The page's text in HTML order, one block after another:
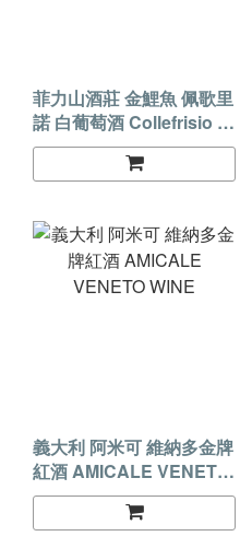
菲力山酒莊 金鯉魚 佩歌里
諾 白葡萄酒 Collefrisio In
& Out Pecorino
義大利 阿米可 維納多金牌
紅酒 AMICALE VENETO
WINE